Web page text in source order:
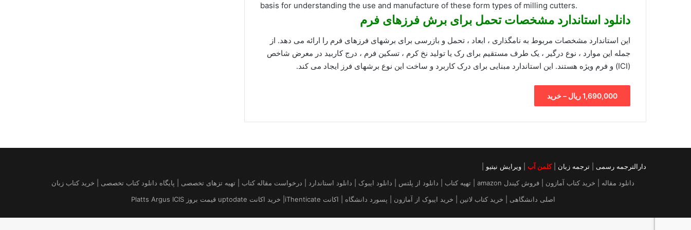
basis for understanding the use and manufacture of these form types of milling cutters.
دانلود استاندارد مشخصات تحمل برای برش فرزهای فرم
این استاندارد مشخصات مربوط به نامگذاری ، ابعاد ، تحمل و بازرسی برای برشهای فرزهای فرم را ارائه می دهد. از
جمله این موارد ، نوع درگیر ، یک طرف مستقیم برای رک یا تولید نخ کرم ، تسکین فرم ، درج کاربید در معرض شاخص
(ICI) و فرم ویژه هستند. این استاندارد مبنایی برای درک کاربرد و ساخت این نوع برشهای فرز ایجاد می کند.
1,690,000 ریال – خرید
دارالترجمه رسمی ترجمه زبان |کلمن آب ویرایش نیتیو
دانلود مقاله | خرید کتاب آمازون | فروش کیندل amazon | تهیه کتاب | دانلود از پلتس | دانلود ایبوک | دانلود استاندارد | درخواست مقاله کتاب | تهیه تزهای تخصصی | پایگاه دانلود کتاب تخصصی | خرید کتاب زبان
اصلی دانشگاهی | خرید کتاب لاتین | خرید ایبوک از آمازون | پسورد دانشگاه | اکانت iThenticate| خريد اكانت uptodate قیمت بروز Platts Argus ICIS